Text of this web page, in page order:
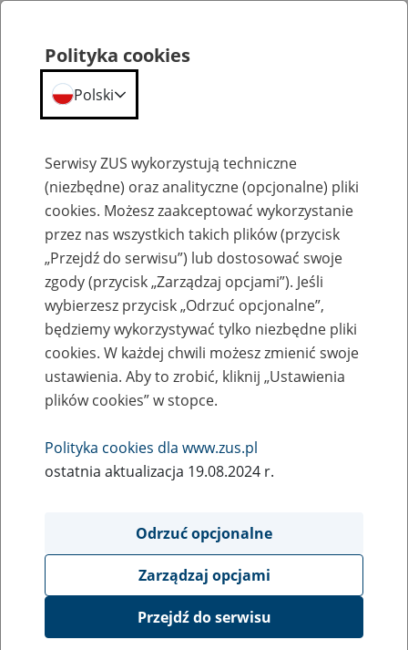
Szkolenia
Zaproś ZUS do siebie - zakładanie profili
eZUS w siedzibie Twojej firmy
Rodzaj wydarzenia
Szkolenia
Obszar merytoryczny
obsługa klientów
Opis wydarzenia
Platforma Usług Elektronicznych ZUS eZUS
Polityka cookies
Polski
Serwisy ZUS wykorzystują techniczne
(niezbędne) oraz analityczne (opcjonalne) pliki
cookies. Możesz zaakceptować wykorzystanie
przez nas wszystkich takich plików (przycisk
„Przejdź do serwisu”) lub dostosować swoje
zgody (przycisk „Zarządzaj opcjami”). Jeśli
wybierzesz przycisk „Odrzuć opcjonalne”,
będziemy wykorzystywać tylko niezbędne pliki
cookies. W każdej chwili możesz zmienić swoje
ustawienia. Aby to zrobić, kliknij „Ustawienia
plików cookies” w stopce.
Polityka cookies dla www.zus.pl
ostatnia aktualizacja 19.08.2024 r.
Odrzuć opcjonalne
Zarządzaj opcjami
Przejdź do serwisu